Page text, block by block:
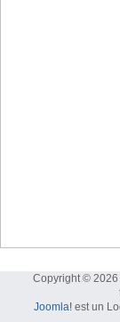
Copyright © 2026
Joomla!est un